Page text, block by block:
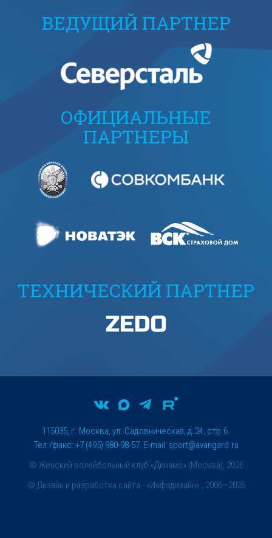
ВЕДУЩИЙ ПАРТНЕР
ОФИЦИАЛЬНЫЕ
ПАРТНЕРЫ
ТЕХНИЧЕСКИЙ ПАРТНЕР
© Женский волейбольный клуб «Динамо» (Москва), 2026
115035, г. Москва, ул. Садовническая, д.24, стр.6.
Тел./факс: +7 (495) 980-98-57. E-mail: sport@avangard.ru
© Дизайн и разработка сайта - «Инфодизайн» , 2006—2026